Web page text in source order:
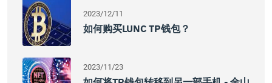
2023/12/11
如何购买LUNC TP钱包？
2023/11/23